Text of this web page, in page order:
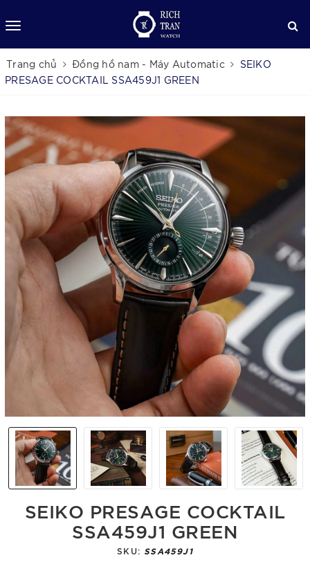
Trang chủ Đồng hồ nam - Máy Automatic
SEIKO
PRESAGE COCKTAIL SSA459J1 GREEN
SEIKO PRESAGE COCKTAIL
SSA459J1 GREEN
SKU: SSA459J1